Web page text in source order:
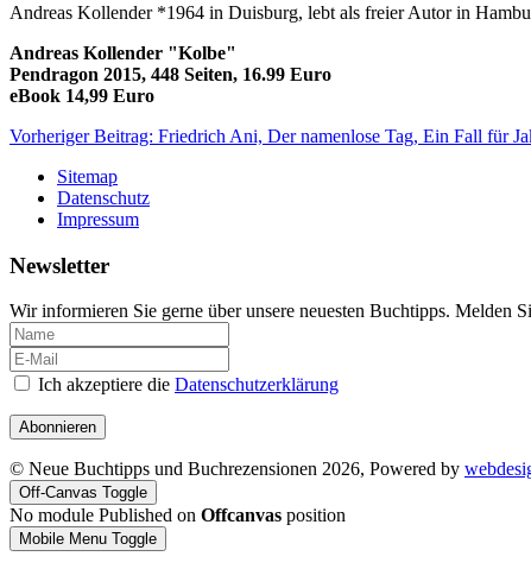
Andreas Kollender *1964 in Duisburg, lebt als freier Autor in
Andreas Kollender "Kolbe"
Pendragon 2015, 448 Seiten, 16.99 Euro
eBook 14,99 Euro
Vorheriger Beitrag: Friedrich Ani, Der namenlose Tag, Ein Fall für
Sitemap
Datenschutz
Impressum
Newsletter
Wir informieren Sie gerne über unsere neuesten Buchtipps. Melden
Ich akzeptiere die Datenschutzerklärung
Abonnieren
© Neue Buchtipps und Buchrezensionen 2026, Powered by
Off-Canvas Toggle
No module Published on Offcanvas position
Mobile Menu Toggle